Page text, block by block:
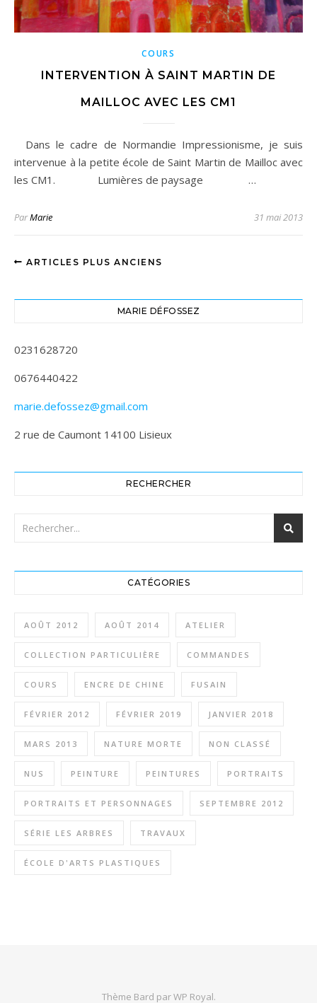
COURS
INTERVENTION À SAINT MARTIN DE
MAILLOC AVEC LES CM1
Dans le cadre de Normandie Impressionisme, je suis
intervenue à la petite école de Saint Martin de Mailloc avec
les CM1. Lumières de paysage …
ParMarie 31 mai 2013
ARTICLES PLUS ANCIENS
MARIE DÉFOSSEZ
0231628720
0676440422
marie.defossez@gmail.com
2 rue de Caumont 14100 Lisieux
RECHERCHER
CATÉGORIES
AOÛT 2012 AOÛT 2014 ATELIER
COLLECTION PARTICULIÈRE COMMANDES
COURS ENCRE DE CHINE FUSAIN
FÉVRIER 2012 FÉVRIER 2019 JANVIER 2018
MARS 2013 NATURE MORTE NON CLASSÉ
NUS PEINTURE PEINTURES PORTRAITS
PORTRAITS ET PERSONNAGES SEPTEMBRE 2012
SÉRIE LES ARBRES TRAVAUX
ÉCOLE D'ARTS PLASTIQUES
Thème Bard parWP Royal.